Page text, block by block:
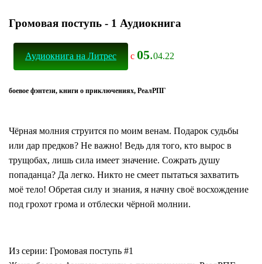
Громовая поступь - 1 Аудиокнига
Аудиокнига на Литрес с 05.04.22
боевое фэнтези, книги о приключениях, РеалРПГ
Чёрная молния струится по моим венам. Подарок судьбы
или дар предков? Не важно! Ведь для того, кто вырос в
трущобах, лишь сила имеет значение. Сожрать душу
попаданца? Да легко. Никто не смеет пытаться захватить
моё тело! Обретая силу и знания, я начну своё восхождение
под грохот грома и отблески чёрной молнии.
Из серии: Громовая поступь #1